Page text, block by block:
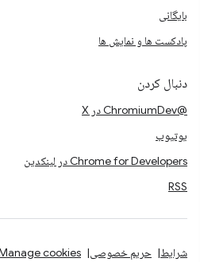
بایگانی
پادکست ها و نمایش ها
دنبال کردن
@ChromiumDev در X
یوتیوب
Chrome for Developers در لینکدین
RSS
شرایط حریم خصوصی Manage cookies